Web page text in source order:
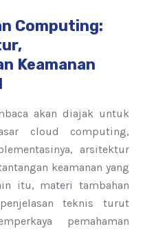
Computing:
Keamanan
akan diajak untuk
cloud computing,
arsitektur
keamanan yang
itu, materi tambahan
teknis turut
pemahaman